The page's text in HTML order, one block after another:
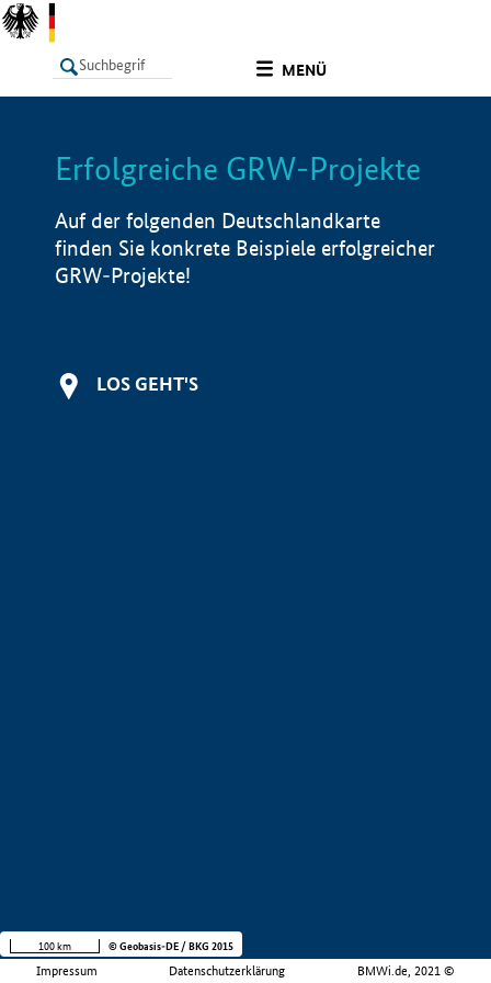
MENÜ
LISTE Info
Erfolgreiche GRW-Projekte
Auf der folgenden Deutschlandkarte
finden Sie konkrete Beispiele erfolgreicher
GRW-Projekte!
LOS GEHT'S
Impressum Datenschutzerklärung BMWi.de, 2021 ©
100 km © Geobasis-DE / BKG 2015